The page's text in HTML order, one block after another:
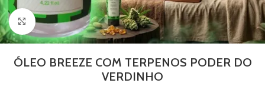
Clique para ampliar
ÓLEO BREEZE COM TERPENOS PODER DO
VERDINHO